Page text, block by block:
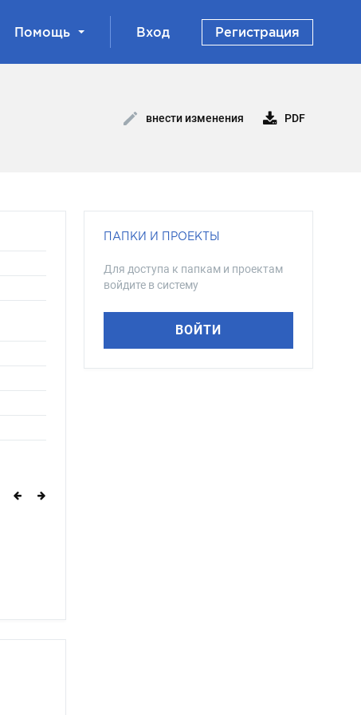
Помощь Вход Регистрация
внести изменения PDF
ПАПКИ И ПРОЕКТЫ
Для доступа к папкам и проектам
войдите в систему
ВОЙТИ